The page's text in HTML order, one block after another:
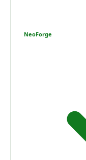
NeoForge